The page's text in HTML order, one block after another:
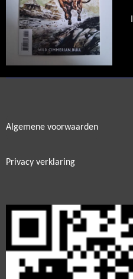
Algemene voorwaarden
Privacy verklaring